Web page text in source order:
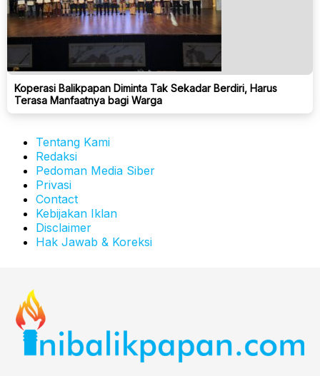
Koperasi Balikpapan Diminta Tak Sekadar Berdiri, Harus
Terasa Manfaatnya bagi Warga
Tentang Kami
Redaksi
Pedoman Media Siber
Privasi
Contact
Kebijakan Iklan
Disclaimer
Hak Jawab & Koreksi